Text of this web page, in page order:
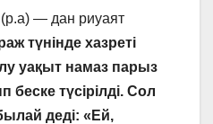
— дан риуаят
түнінде хазреті
уақыт намаз парыз
беске түсірілді. Сол
деді: «Ей,